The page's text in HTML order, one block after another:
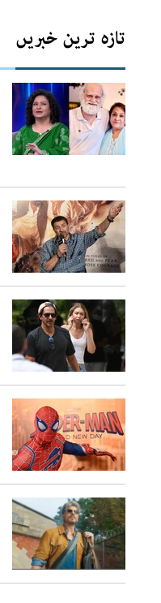
تازہ ترین خبریں